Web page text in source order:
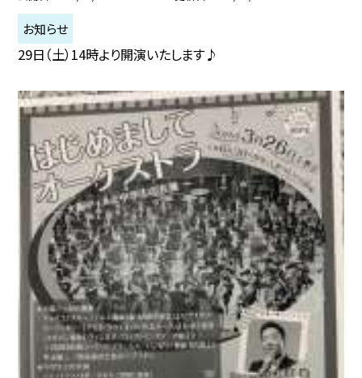
お知らせ
29日（土）14時より開演いたします♪